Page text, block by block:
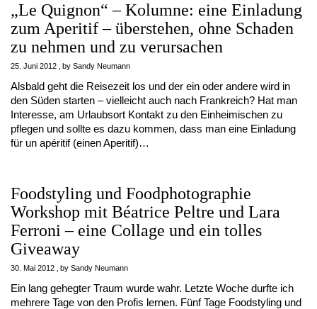
„Le Quignon“ – Kolumne: eine Einladung
zum Aperitif – überstehen, ohne Schaden
zu nehmen und zu verursachen
25. Juni 2012 by Sandy Neumann
Alsbald geht die Reisezeit los und der ein oder andere wird in
den Süden starten – vielleicht auch nach Frankreich? Hat man
Interesse, am Urlaubsort Kontakt zu den Einheimischen zu
pflegen und sollte es dazu kommen, dass man eine Einladung
für un apéritif (einen Aperitif)…
Foodstyling und Foodphotographie
Workshop mit Béatrice Peltre und Lara
Ferroni – eine Collage und ein tolles
Giveaway
30. Mai 2012 by Sandy Neumann
Ein lang gehegter Traum wurde wahr. Letzte Woche durfte ich
mehrere Tage von den Profis lernen. Fünf Tage Foodstyling und